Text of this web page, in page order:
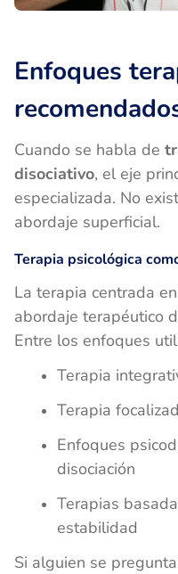
Enfoques
Cuando se habla de
disociativo, el eje
especializada. No
abordaje superficial.
Terapia psicológica
La terapia centrada
abordaje terapéutico
Entre los enfoques
Terapia
Terapia
Enfoques
disociación
Terapias
estabilidad
Si alguien se pregunta